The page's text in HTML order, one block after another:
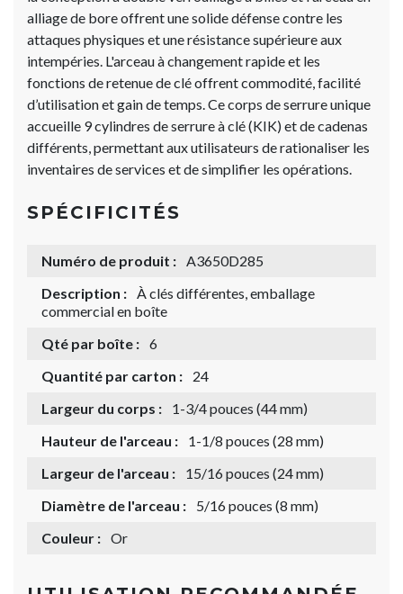
alliage de bore offrent une solide défense contre les
attaques physiques et une résistance supérieure aux
intempéries. L'arceau à changement rapide et les
fonctions de retenue de clé offrent commodité, facilité
d’utilisation et gain de temps. Ce corps de serrure unique
accueille 9 cylindres de serrure à clé (KIK) et de cadenas
différents, permettant aux utilisateurs de rationaliser les
inventaires de services et de simplifier les opérations.
SPÉCIFICITÉS
Numéro de produit : A3650D285
Description : À clés différentes, emballage
commercial en boîte
Qté par boîte : 6
Quantité par carton :
24
Largeur du corps :
1-3/4 pouces (44 mm)
Hauteur de l'arceau :
1-1/8 pouces (28 mm)
Largeur de l'arceau :
15/16 pouces (24 mm)
Diamètre de l'arceau :
5/16 pouces (8 mm)
Couleur : Or